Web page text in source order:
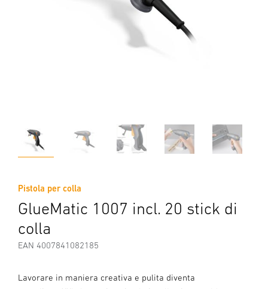
Pistola per colla
GlueMatic 1007 incl. 20 stick di
colla
EAN 4007841082185
Lavorare in maniera creativa e pulita diventa